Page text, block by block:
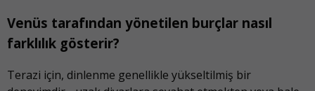
Venüs tarafından yönetilen burçlar nasıl
farklılık gösterir?
Terazi için, dinlenme genellikle yükseltilmiş bir